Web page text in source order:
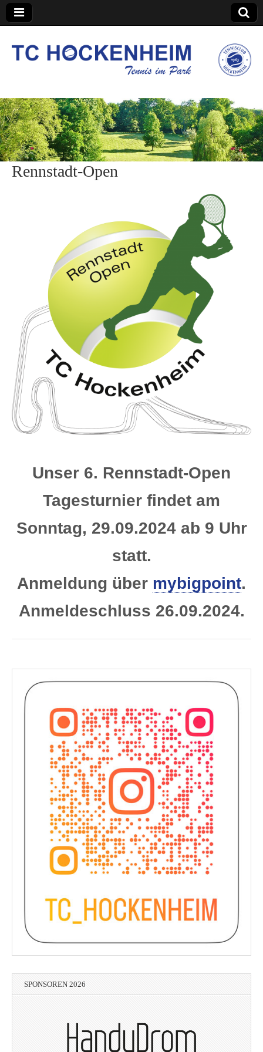
TC Hockenheim
Rennstadt-Open
Unser 6. Rennstadt-Open
Tagesturnier findet am
Sonntag, 29.09.2024 ab 9 Uhr
statt.
Anmeldung über mybigpoint.
Anmeldeschluss 26.09.2024.
SPONSOREN 2026